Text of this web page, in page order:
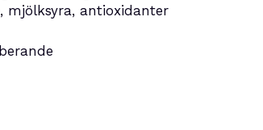
mjölksyra, antioxidanter